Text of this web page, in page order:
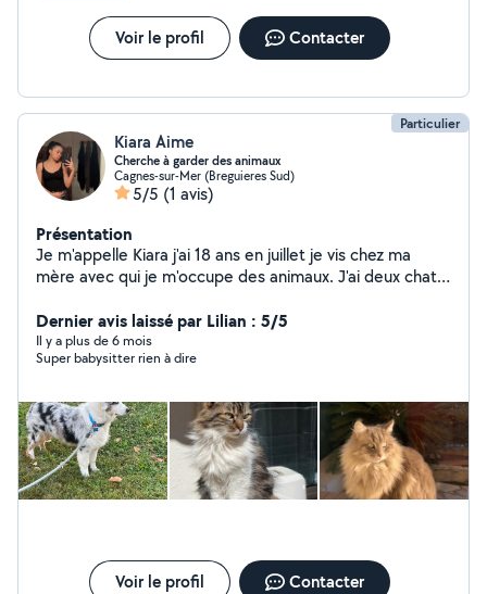
Voir le profil Contacter
Particulier
Kiara Aime
Cherche à garder des animaux
Cagnes-sur-Mer (Breguieres Sud)
5/5 (1 avis)
Présentation
Je m'appelle Kiara j'ai 18 ans en juillet je vis chez ma
mère avec qui je m'occupe des animaux. J'ai deux chats
chaussée. Si mon annonce vous plaît n'hésitez pas à
m'envoyer un message.
Dernier avis laissé par Lilian : 5/5
Il y a plus de 6 mois
Super babysitter rien à dire
Voir le profil Contacter